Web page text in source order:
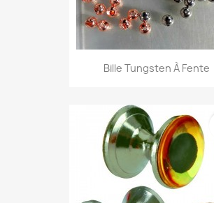
Bille Tungsten À Fente